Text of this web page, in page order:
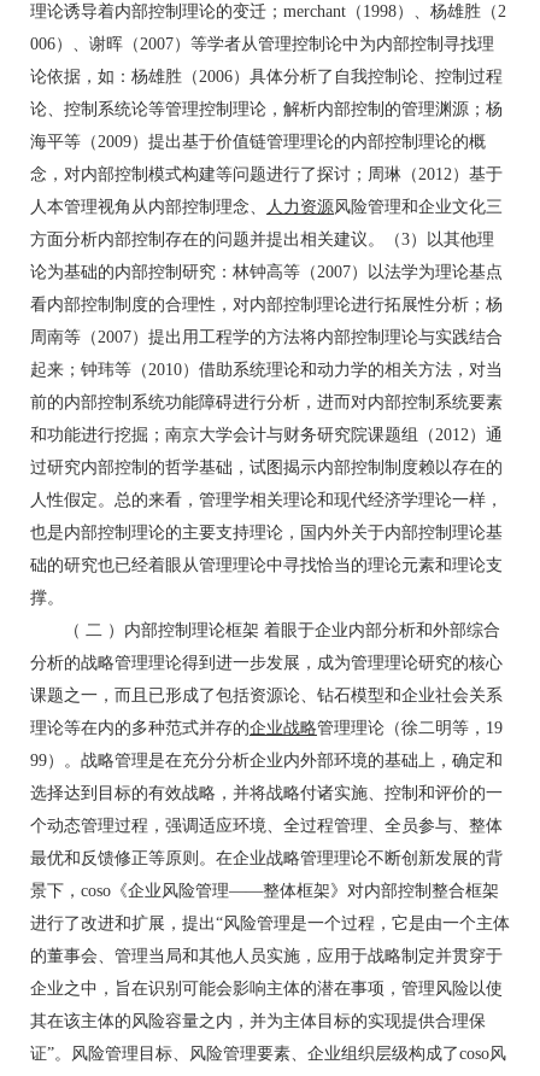
理论诱导着内部控制理论的变迁；merchant（1998）、杨雄胜（2
006）、谢晖（2007）等学者从管理控制论中为内部控制寻找理
论依据，如：杨雄胜（2006）具体分析了自我控制论、控制过程
论、控制系统论等管理控制理论，解析内部控制的管理渊源；杨
海平等（2009）提出基于价值链管理理论的内部控制理论的概
念，对内部控制模式构建等问题进行了探讨；周琳（2012）基于
人本管理视角从内部控制理念、
人力资源风险管理和企业文化三
方面分析内部控制存在的问题并提出相关建议。（3）以其他理
论为基础的内部控制研究：林钟高等（2007）以法学为理论基点
看内部控制制度的合理性，对内部控制理论进行拓展性分析；杨
周南等（2007）提出用工程学的方法将内部控制理论与实践结合
起来；钟玮等（2010）借助系统理论和动力学的相关方法，对当
前的内部控制系统功能障碍进行分析，进而对内部控制系统要素
和功能进行挖掘；南京大学会计与财务研究院课题组（2012）通
过研究内部控制的哲学基础，试图揭示内部控制制度赖以存在的
人性假定。总的来看，管理学相关理论和现代经济学理论一样，
也是内部控制理论的主要支持理论，国内外关于内部控制理论基
础的研究也已经着眼从管理理论中寻找恰当的理论元素和理论支
撑。
（ 二 ）内部控制理论框架 着眼于企业内部分析和外部综合
分析的战略管理理论得到进一步发展，成为管理理论研究的核心
课题之一，而且已形成了包括资源论、钻石模型和企业社会关系
理论等在内的多种范式并存的企业战略管理理论（徐二明等，19
99）。战略管理是在充分分析企业内外部环境的基础上，确定和
选择达到目标的有效战略，并将战略付诸实施、控制和评价的一
个动态管理过程，强调适应环境、全过程管理、全员参与、整体
最优和反馈修正等原则。在企业战略管理理论不断创新发展的背
景下，coso《企业风险管理——整体框架》对内部控制整合框架
进行了改进和扩展，提出“风险管理是一个过程，它是由一个主体
的董事会、管理当局和其他人员实施，应用于战略制定并贯穿于
企业之中，旨在识别可能会影响主体的潜在事项，管理风险以使
其在该主体的风险容量之内，并为主体目标的实现提供合理保
证”。风险管理目标、风险管理要素、企业组织层级构成了coso风